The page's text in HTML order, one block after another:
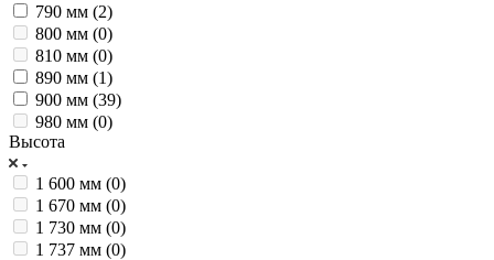
790 мм (2)
800 мм (0)
810 мм (0)
890 мм (1)
900 мм (39)
980 мм (0)
Высота
1 600 мм (0)
1 670 мм (0)
1 730 мм (0)
1 737 мм (0)